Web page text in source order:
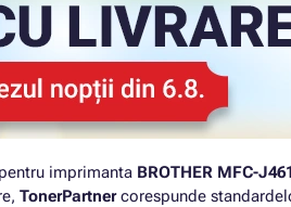
imprimanta BROTHER MFC-
TonerPartnercorespunde